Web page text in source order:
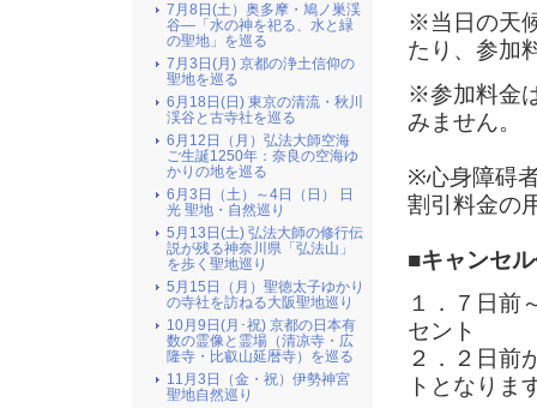
※当日の天
たり、参加
※参加料金
みません。
※心身障碍
割引料金の
■キャンセ
１．７日前
セント
２．２日前
トとなりま
7月8日(土）奥多摩・鳩ノ巣渓
谷―「水の神を祀る、水と緑
の聖地」を巡る
7月3日(月) 京都の浄土信仰の
聖地を巡る
6月18日(日) 東京の清流・秋川
渓谷と古寺社を巡る
6月12日（月）弘法大師空海
ご生誕1250年：奈良の空海ゆ
かりの地を巡る
6月3日（土）～4日（日） 日
光 聖地・自然巡り
5月13日(土) 弘法大師の修行伝
説が残る神奈川県「弘法山」
を歩く聖地巡り
5月15日（月）聖徳太子ゆかり
の寺社を訪ねる大阪聖地巡り
10月9日(月･祝) 京都の日本有
数の霊像と霊場（清凉寺・広
隆寺・比叡山延暦寺）を巡る
11月3日（金・祝）伊勢神宮
聖地自然巡り